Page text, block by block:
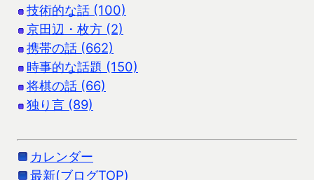
技術的な話 (100)
京田辺・枚方 (2)
携帯の話 (662)
時事的な話題 (150)
将棋の話 (66)
独り言 (89)
カレンダー
最新(ブログTOP)